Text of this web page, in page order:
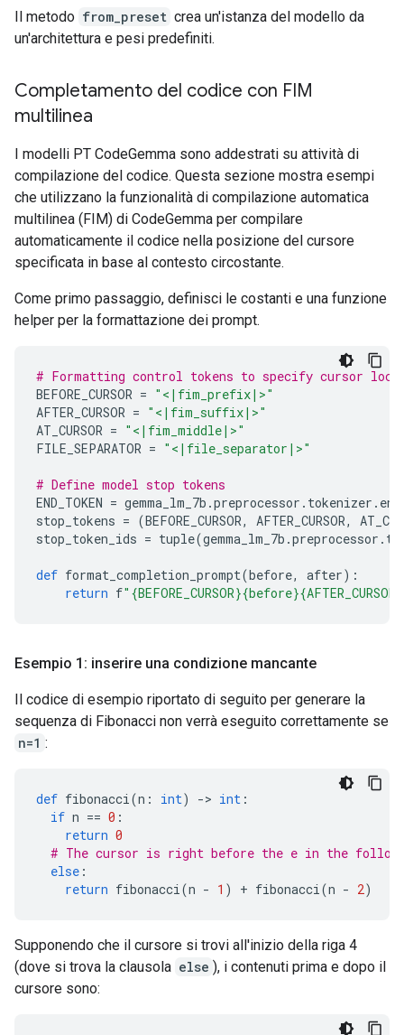
Il metodo from_preset crea un'istanza del modello da
un'architettura e pesi predefiniti.
Completamento del codice con FIM
multilinea
I modelli PT CodeGemma sono addestrati su attività di
compilazione del codice. Questa sezione mostra esempi
che utilizzano la funzionalità di compilazione automatica
multilinea (FIM) di CodeGemma per compilare
automaticamente il codice nella posizione del cursore
specificata in base al contesto circostante.
Come primo passaggio, definisci le costanti e una funzione
helper per la formattazione dei prompt.
# Formatting control tokens to specify cursor
BEFORE_CURSOR = "<|fim_prefix|>"
AFTER_CURSOR = "<|fim_suffix|>"
AT_CURSOR = "<|fim_middle|>"
FILE_SEPARATOR = "<|file_separator|>"
# Define model stop tokens
END_TOKEN = gemma_lm_7b .preprocessor . tokenizer .
stop_tokens = (BEFORE_CURSOR, AFTER_CURSOR,
stop_token_ids = tuple(gemma_lm_7b .preprocessor .
def format_completion_prompt(before, after):
return f
Esempio 1: inserire una condizione mancante
Il codice di esempio riportato di seguito per generare la
sequenza di Fibonacci non verrà eseguito correttamente se
n=1 :
def fibonacci(n : int) -> int :
if n == 0 :
return 0
# The cursor is right before the e in the
else :
return fibonacci(n - 1 ) + fibonacci(n - 2)
Supponendo che il cursore si trovi all'inizio della riga 4
(dove si trova la clausola else ), i contenuti prima e dopo il
cursore sono: